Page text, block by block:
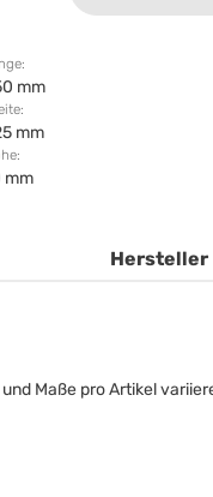
mm
mm
mm
Hersteller
Maße pro Artikel